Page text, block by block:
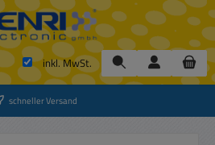
inkl. MwSt.
schneller Versand